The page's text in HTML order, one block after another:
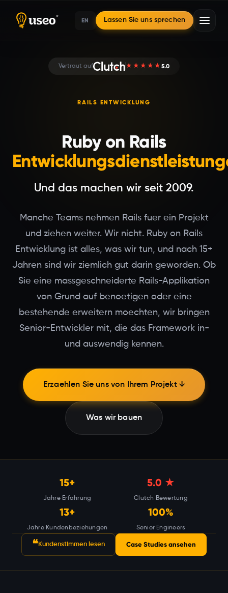
EN Lassen Sie uns sprechen
StartseiteVertraut auf ★★★★★5.0
RAILS ENTWICKLUNG
Ruby on Rails
Und das machen wir seit 2009.
Manche Teams nehmen Rails fuer ein Projekt
und ziehen weiter. Wir nicht. Ruby on Rails
Entwicklung ist alles, was wir tun, und nach 15+
Jahren sind wir ziemlich gut darin geworden. Ob
Sie eine massgeschneiderte Rails-Applikation
von Grund auf benoetigen oder eine
bestehende erweitern moechten, wir bringen
Senior-Entwickler mit, die das Framework in-
und auswendig kennen.
Erzaehlen Sie uns von Ihrem Projekt ↓
Was wir bauen
15+
Jahre Erfahrung
5.0 ★
Clutch Bewertung
13+
Jahre Kundenbeziehungen
100%
Senior Engineers
❝Kundenstimmen lesen Case Studies ansehen